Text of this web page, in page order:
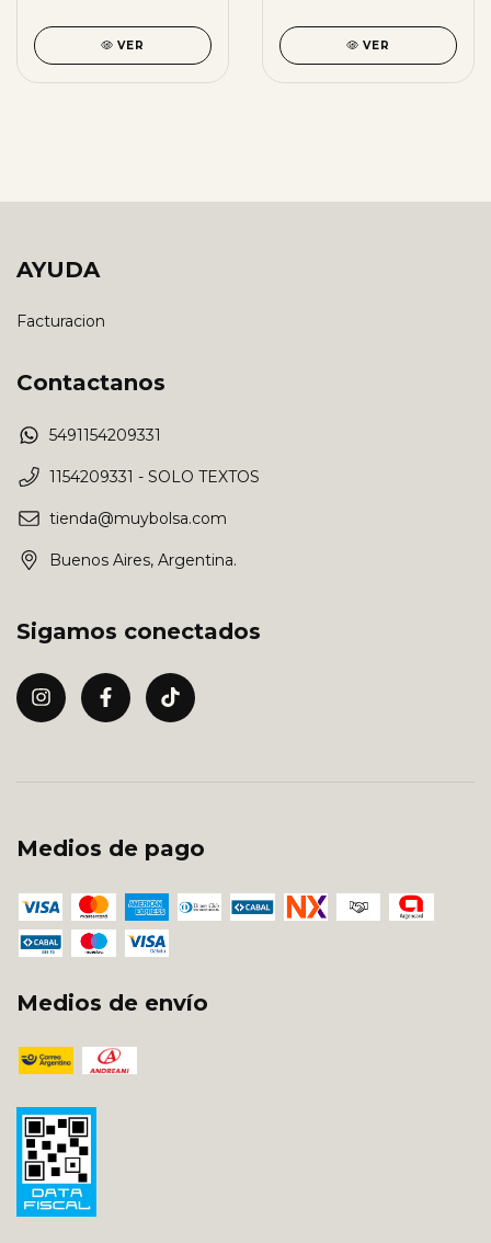
VER VER
AYUDA
Facturacion
Contactanos
5491154209331
1154209331 - SOLO TEXTOS
tienda@muybolsa.com
Buenos Aires, Argentina.
Sigamos conectados
Medios de pago
Medios de envío